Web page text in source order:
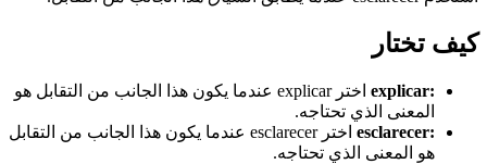
كيف تختار
explicar:
اختر explicar عندما يكون هذا الجانب من التقابل هو
المعنى الذي تحتاجه.
esclarecer:
اختر esclarecer عندما يكون هذا الجانب من التقابل
هو المعنى الذي تحتاجه.